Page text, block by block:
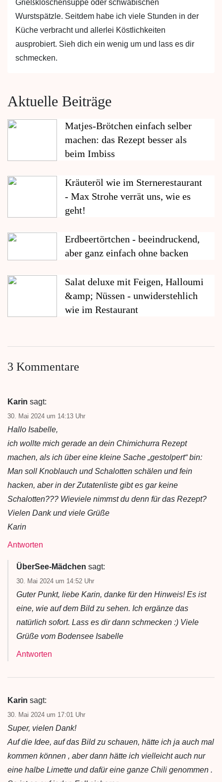
Grießklöschensuppe oder schwäbischen
Wurstspätzle. Seitdem habe ich viele Stunden in der
Küche verbracht und allerlei Köstlichkeiten
ausprobiert. Sieh dich ein wenig um und lass es dir
schmecken.
Aktuelle Beiträge
Matjes-Brötchen einfach selber
machen: das Rezept besser als
beim Imbiss
Kräuteröl wie im Sternerestaurant
- Max Strohe verrät uns, wie es
geht!
Erdbeertörtchen - beeindruckend,
aber ganz einfach ohne backen
Salat deluxe mit Feigen, Halloumi
&amp; Nüssen - unwiderstehlich
wie im Restaurant
3 Kommentare
Karin sagt:
30. Mai 2024 um 14:13 Uhr
Hallo Isabelle,
ich wollte mich gerade an dein Chimichurra Rezept
machen, als ich über eine kleine Sache „gestolpert“ bin:
Man soll Knoblauch und Schalotten schälen und fein
hacken, aber in der Zutatenliste gibt es gar keine
Schalotten??? Wieviele nimmst du denn für das Rezept?
Vielen Dank und viele Grüße
Karin
Antworten
ÜberSee-Mädchen sagt:
30. Mai 2024 um 14:52 Uhr
Guter Punkt, liebe Karin, danke für den Hinweis! Es ist
eine, wie auf dem Bild zu sehen. Ich ergänze das
natürlich sofort. Lass es dir dann schmecken :) Viele
Grüße vom Bodensee Isabelle
Antworten
Karin sagt:
30. Mai 2024 um 17:01 Uhr
Super, vielen Dank!
Auf die Idee, auf das Bild zu schauen, hätte ich ja auch mal
kommen können , aber dann hätte ich vielleicht auch nur
eine halbe Limette und dafür eine ganze Chili genommen .